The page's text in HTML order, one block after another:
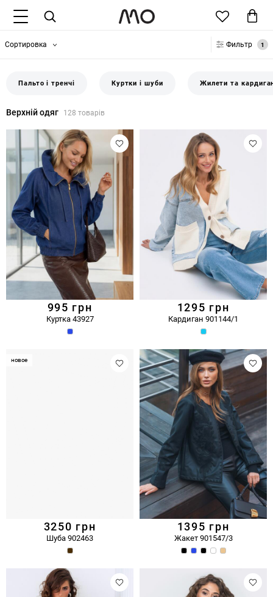
Сортировка Фильтр 1
Пальто і тренчі Куртки і шуби Жилети та
Верхній одяг 128 товарів
995 грн
Куртка 43927
1295 грн
Кардиган 901144/1
новое
3250 грн
Шуба 902463
1395 грн
Жакет 901547/3